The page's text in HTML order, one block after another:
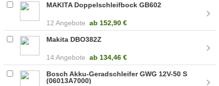
MAKITA Doppelschleifbock GB602
12 Angebote ab 152,90 €
Makita DBO382Z
14 Angebote ab 134,46 €
Bosch Akku-Geradschleifer GWG 12V-50 S
(06013A7000)